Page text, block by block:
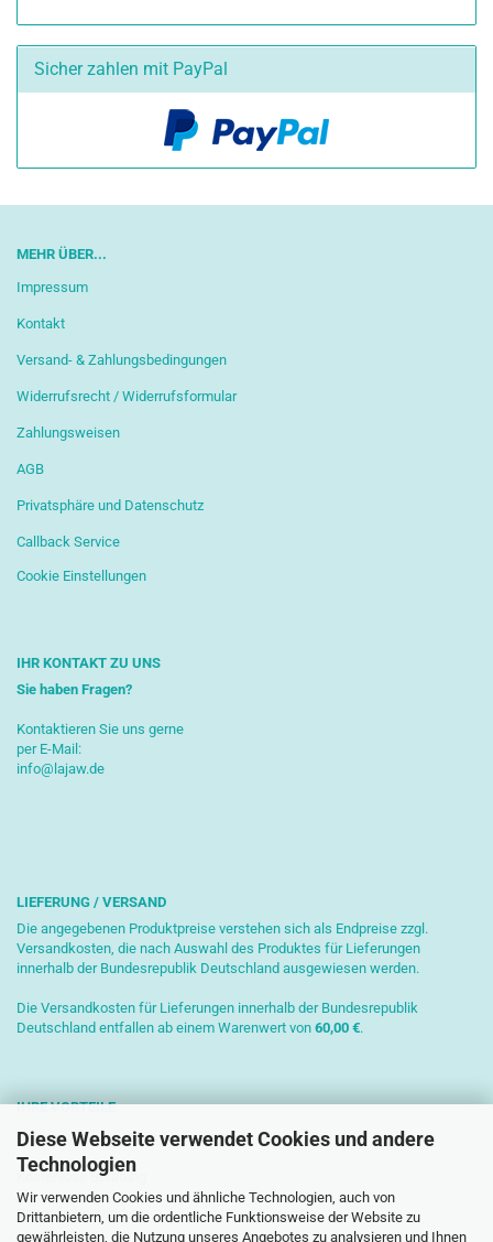
Diese Webseite verwendet Cookies und andere
Technologien
Wir verwenden Cookies und ähnliche Technologien, auch von
Drittanbietern, um die ordentliche Funktionsweise der Website zu
gewährleisten, die Nutzung unseres Angebotes zu analysieren und Ihnen
Sicher zahlen mit PayPal
MEHR ÜBER...
Impressum
Kontakt
Versand- & Zahlungsbedingungen
Widerrufsrecht / Widerrufsformular
Zahlungsweisen
AGB
Privatsphäre und Datenschutz
Callback Service
Cookie Einstellungen
IHR KONTAKT ZU UNS
Sie haben Fragen?
Kontaktieren Sie uns gerne
per E-Mail:
info@lajaw.de
LIEFERUNG / VERSAND
Die angegebenen Produktpreise verstehen sich als Endpreise zzgl.
Versandkosten, die nach Auswahl des Produktes für Lieferungen
innerhalb der Bundesrepublik Deutschland ausgewiesen werden.
Die Versandkosten für Lieferungen innerhalb der Bundesrepublik
Deutschland entfallen ab einem Warenwert von 60,00 €.
IHRE VORTEILE
Sichere Zahlung mit SSL-Verschlüsselung
Kostenlose Beratung
Schnelle Versendung